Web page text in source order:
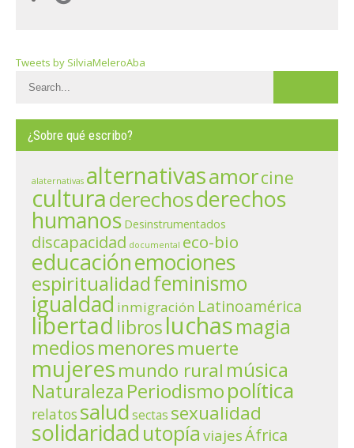
Tweets by SilviaMeleroAba
¿Sobre qué escribo?
alaternativas alternativasamorcine
culturaderechosderechos
humanos Desinstrumentados
discapacidad documental eco-bio
educaciónemociones
espiritualidadfeminismo
igualdad inmigración Latinoamérica
libertad librosluchasmagia
mediosmenoresmuerte
mujeresmundo rural música
Naturaleza Periodismopolítica
relatos saludsectas sexualidad
solidaridad utopía viajesÁfrica